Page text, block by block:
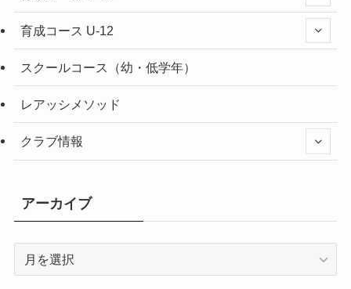
育成コース U-12
スクールコース（幼・低学年）
レアッシメソッド
クラブ情報
アーカイブ